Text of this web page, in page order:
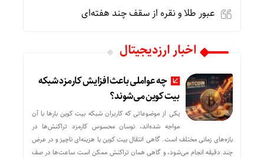
عبور طلا و نقره از سقف چند هفته‌ای
اخبار ارزدیجیتال
چه عواملی باعث افزایش کارمزد شبکه
بیت کوین می‌شوند؟
یکی از موضوعاتی که کاربران شبکه بیت کوین بارها با آن
مواجه شده‌اند، نوسان محسوس کارمزد تراکنش‌ها در
بازه‌های زمانی مختلف است. گاهی انتقال بیت کوین با هزینه‌ای ناچیز و در عرض
چند دقیقه انجام می‌شود، و گاهی همان تراکنش ممکن است ساعت‌ها در صف